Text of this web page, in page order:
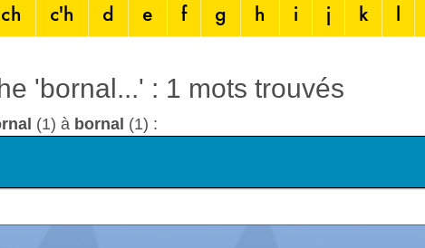
ch c'h d e f g h i j k l
'bornal...' : 1 mots trouvés
(1) à bornal (1) :